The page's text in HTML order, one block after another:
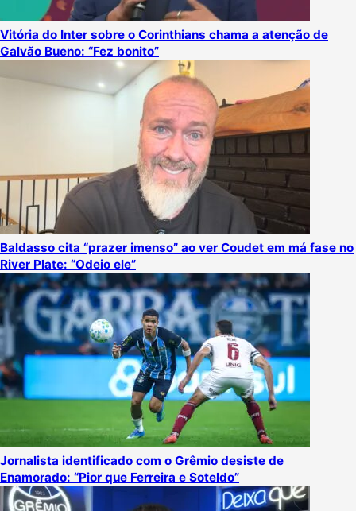
Vitória do Inter sobre o Corinthians chama a atenção de
Galvão Bueno: “Fez bonito”
Baldasso cita “prazer imenso” ao ver Coudet em má fase no
River Plate: “Odeio ele”
Jornalista identificado com o Grêmio desiste de
Enamorado: “Pior que Ferreira e Soteldo”